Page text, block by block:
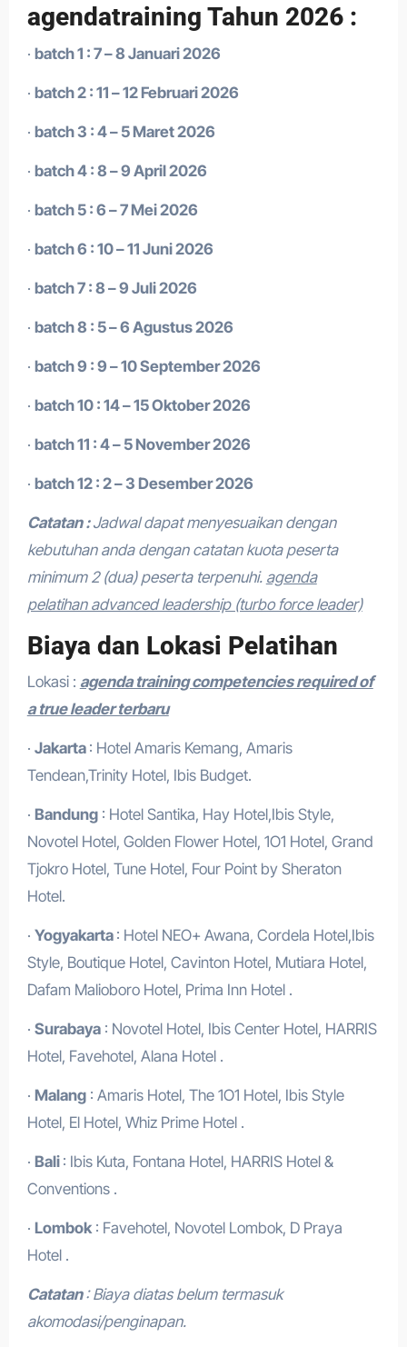
agendatraining Tahun 2026 :
· batch 1 : 7 – 8 Januari 2026
· batch 2 : 11 – 12 Februari 2026
· batch 3 : 4 – 5 Maret 2026
· batch 4 : 8 – 9 April 2026
· batch 5 : 6 – 7 Mei 2026
· batch 6 : 10 – 11 Juni 2026
· batch 7 : 8 – 9 Juli 2026
· batch 8 : 5 – 6 Agustus 2026
· batch 9 : 9 – 10 September 2026
· batch 10 : 14 – 15 Oktober 2026
· batch 11 : 4 – 5 November 2026
· batch 12 : 2 – 3 Desember 2026
Catatan :Jadwal dapat menyesuaikan dengan
kebutuhan anda dengan catatan kuota peserta
minimum 2 (dua) peserta terpenuhi. agenda
pelatihan advanced leadership (turbo force leader)
Biaya dan Lokasi Pelatihan
Lokasi : agenda training competencies required of
a true leader terbaru
· Jakarta : Hotel Amaris Kemang, Amaris
Tendean,Trinity Hotel, Ibis Budget.
· Bandung: Hotel Santika, Hay Hotel,Ibis Style,
Novotel Hotel, Golden Flower Hotel, 1O1 Hotel, Grand
Tjokro Hotel, Tune Hotel, Four Point by Sheraton
Hotel.
· Yogyakarta : Hotel NEO+ Awana, Cordela Hotel,Ibis
Style, Boutique Hotel, Cavinton Hotel, Mutiara Hotel,
Dafam Malioboro Hotel, Prima Inn Hotel .
· Surabaya: Novotel Hotel, Ibis Center Hotel, HARRIS
Hotel, Favehotel, Alana Hotel .
· Malang: Amaris Hotel, The 1O1 Hotel, Ibis Style
Hotel, El Hotel, Whiz Prime Hotel .
· Bali : Ibis Kuta, Fontana Hotel, HARRIS Hotel &
Conventions .
· Lombok: Favehotel, Novotel Lombok, D Praya
Hotel .
Catatan: Biaya diatas belum termasuk
akomodasi/penginapan.